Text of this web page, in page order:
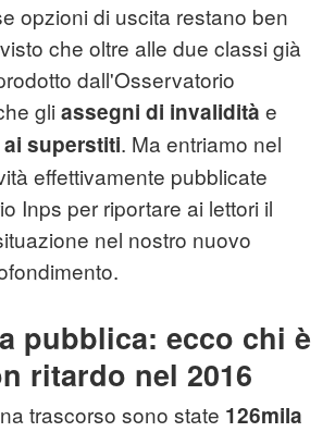
opzioni di uscita restano ben
che oltre alle due classi già
dall'Osservatorio
gli assegni di invalidità e
superstiti. Ma entriamo nel
effettivamente pubblicate
Inps per riportare ai lettori il
nel nostro nuovo
pubblica: ecco chi è
ritardo nel 2016
trascorso sono state 126mila